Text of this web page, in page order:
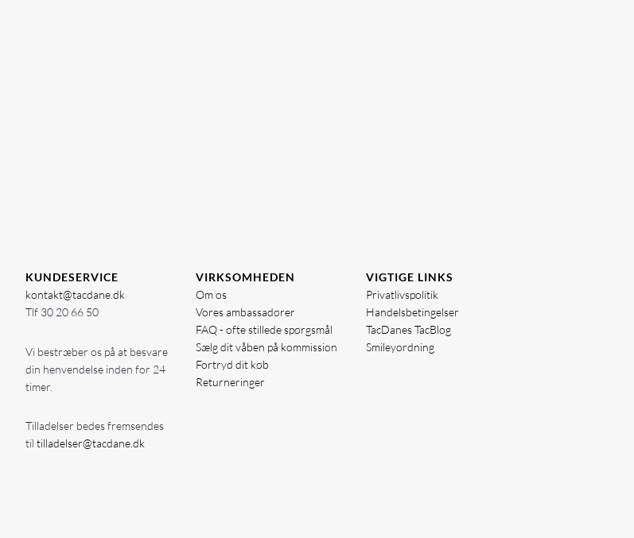
KUNDESERVICE
kontakt@tacdane.dk
Tlf 30 20 66 50
Vi bestræber os på at besvare
din henvendelse inden for 24
timer.
Tilladelser bedes fremsendes
til tilladelser@tacdane.dk
VIRKSOMHEDEN
Om os
Vores ambassadører
FAQ - ofte stillede spørgsmål
Sælg dit våben på kommission
Fortryd dit køb
Returneringer
VIGTIGE LINKS
Privatlivspolitik
Handelsbetingelser
TacDanes TacBlog
Smileyordning